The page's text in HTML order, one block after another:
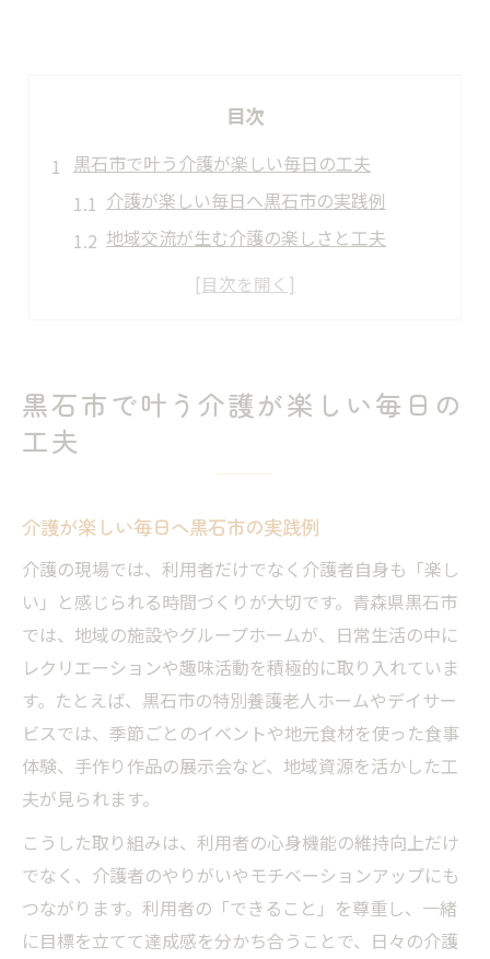
目次
黒石市で叶う介護が楽しい毎日の工夫
介護が楽しい毎日へ黒石市の実践例
地域交流が生む介護の楽しさと工夫
黒石市で始める介護楽しい生活の提案
介護を楽しい体験へ導く黒石市の魅力
黒石市の介護が楽しい体験事例を紹介
黒石市の自然が介護楽しい場を演出
介護楽しいを叶える地域イベント活用
楽しい介護に変わる青森県黒石市の方法
介護楽しい工夫が広がる黒石市の方法
黒石市で介護が楽しい方法を実践する
地域の力で介護楽しい方法を見つける
介護楽しい時間を創る黒石市の発想
黒石市発の介護楽しい新しい方法提案
介護を楽しくする黒石市流アイデア集
黒石市流の介護楽しいアイデア事例
介護楽しい工夫が光る黒石市の知恵
日常に役立つ介護楽しいアイデア集
黒石市で叶う介護が楽しい毎日の
工夫
介護が楽しい毎日へ黒石市の実践例
介護の現場では、利用者だけでなく介護者自身も「楽し
い」と感じられる時間づくりが大切です。青森県黒石市
では、地域の施設やグループホームが、日常生活の中に
レクリエーションや趣味活動を積極的に取り入れていま
す。たとえば、黒石市の特別養護老人ホームやデイサー
ビスでは、季節ごとのイベントや地元食材を使った食事
体験、手作り作品の展示会など、地域資源を活かした工
夫が見られます。
こうした取り組みは、利用者の心身機能の維持向上だけ
でなく、介護者のやりがいやモチベーションアップにも
つながります。利用者の「できること」を尊重し、一緒
に目標を立てて達成感を分かち合うことで、日々の介護